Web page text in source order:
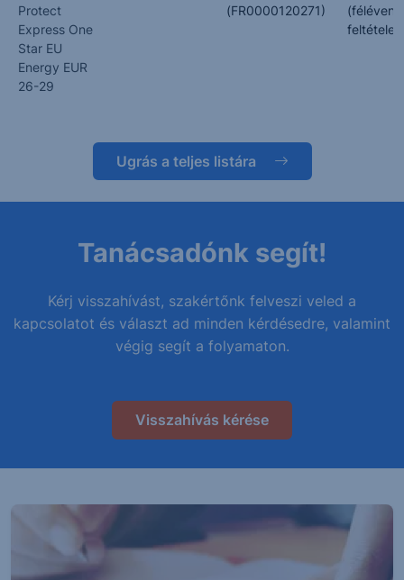
Protect
Express One
Star EU
Energy EUR
26-29
(FR0000120271)
Ugrás a teljes listára
Tanácsadónk segít!
Kérj visszahívást, szakértőnk felveszi veled a
kapcsolatot és választ ad minden kérdésedre, valamint
végig segít a folyamaton.
Visszahívás kérése